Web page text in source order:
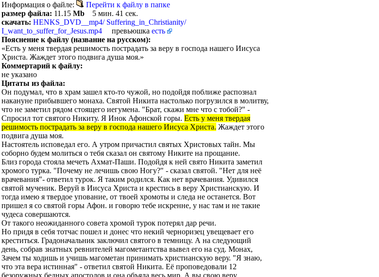
Информация о файле:
Перейти к файлу в папке
размер файла: 11.15 Mb 5 мин. 41 сек.
скачать: HENKS_DVD__mp4/ Suffering_in_Christianity/
I_want_to_suffer_for_Jesus.mp4 превьюшка есть
Пояснение к файлу (название на русском):
«Есть у меня твердая решимость пострадать за веру в господа нашего Иисуса
Христа. Жаждет этого подвига душа моя.»
Коммертарий к файлу:
не указано
Цитаты из файла:
Он подумал, что в храм зашел кто-то чужой, но подойдя поближе распознал
накануне прибывшего монаха. Святой Никита настолько погрузился в молитву,
что не заметил рядом стоящего иегумена. "Брат, скажи мне что с тобой?" -
Спросил тот святого Никиту. Я Инок Афонской горы. Есть у меня твердая
решимость пострадать за веру в господа нашего Иисуса Христа. Жаждет этого
подвига душа моя.
Настоятель исповедал его. А утром причастил святых Христовых тайн. Мы
соборно будем молиться о тебя сказал он святому Никите на прощание.
Близ города стояла мечеть Ахмат-Паши. Подойдя к ней свято Никита заметил
хромого турка. "Почему не лечишь свою Ногу?" - сказал святой. "Нет для неё
врачевания"- ответил турок. Я таким родился. Как нет врачевания. Удивился
святой мученик. Веруй в Иисуса Христа и крестись в веру Христианскую. И
тогда имею я твердое упование, от твоей хромоты и следа не останется. Вот
пришел я со святой горы Афон. и говорю тебе искренне, у нас там и не такие
чудеса совершаются.
От такого неожиданного совета хромой турок потерял дар речи.
Но придя в себя тотчас пошел и донес что некий черноризец увещевает его
креститься. Градоначальник заключил святого в темницу. А на следующий
день, собрав знатных ревнителей магометантства вывел его на суд. Монах,
Зачем ты ходишь и учишь магометан принимать христианскую веру. "Я знаю,
что эта вера истинная" - ответил святой Никита. Её проповедовали 12
безоружных бедных апостолов и она объяла весь мир. А вы свою веру